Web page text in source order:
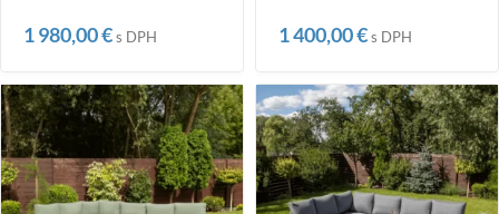
1 980,00€s DPH 1 400,00€s DPH